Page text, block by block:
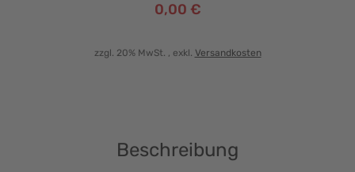
0,00 €
zzgl. 20% MwSt. , exkl. Versandkosten
Beschreibung